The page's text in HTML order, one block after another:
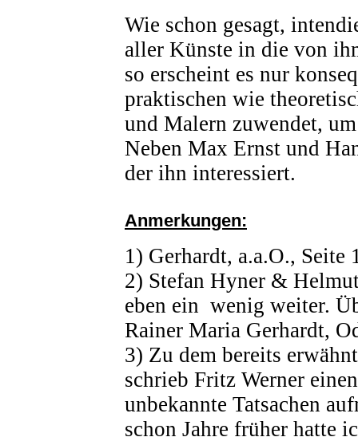
Wie schon gesagt,
aller Künste in die von
so erscheint es nur
praktischen wie
und Malern zuwendet,
Neben Max Ernst und
der ihn interessiert.
Anmerkungen:
1) Gerhardt, a.a.O., Seite
2) Stefan Hyner &
eben ein wenig weiter.
Rainer Maria Gerhardt,
3) Zu dem bereits
schrieb Fritz Werner
unbekannte Tatsachen
schon Jahre früher hatte